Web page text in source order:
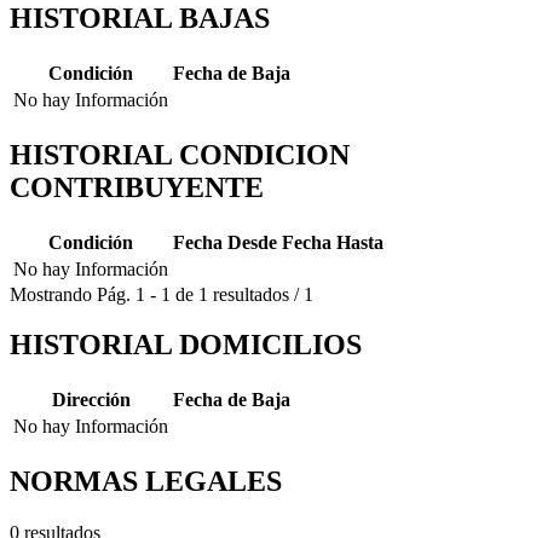
HISTORIAL BAJAS
Condición
Fecha de Baja
No hay Información
HISTORIAL CONDICION
CONTRIBUYENTE
Condición Fecha Desde Fecha Hasta
No hay Información
Mostrando Pág. 1 - 1 de 1 resultados / 1
HISTORIAL DOMICILIOS
Dirección
Fecha de Baja
No hay Información
NORMAS LEGALES
0 resultados